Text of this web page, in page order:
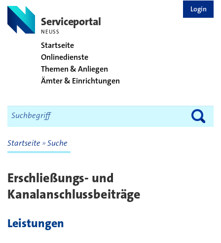
Serviceportal
NEUSS
Startseite
Onlinedienste
Themen & Anliegen
Ämter & Einrichtungen
Login
Startseite Suche
Erschließungs- und
Kanalanschlussbeiträge
Leistungen